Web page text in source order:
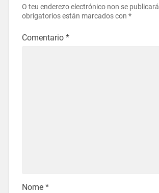
O teu enderezo electrónico non se publicará
obrigatorios están marcados con *
Comentario *
Nome *